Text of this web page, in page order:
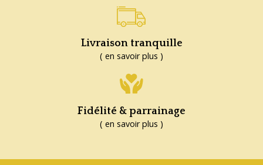
Livraison tranquille
( en savoir plus )
Fidélité & parrainage
( en savoir plus )